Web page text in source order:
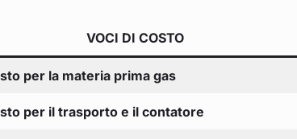
VOCI DI COSTO
per la materia prima gas
per il trasporto e il contatore